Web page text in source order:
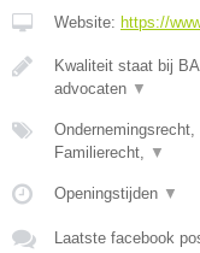
Website: https://
Kwaliteit staat bij
advocaten ▼
Familierecht, ▼
Openingstijden ▼
Laatste facebook